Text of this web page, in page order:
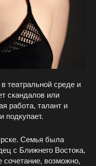
театральной среде и
скандалов или
работа, талант и
подкупает.
Семья была
с Ближнего Востока,
сочетание, возможно,